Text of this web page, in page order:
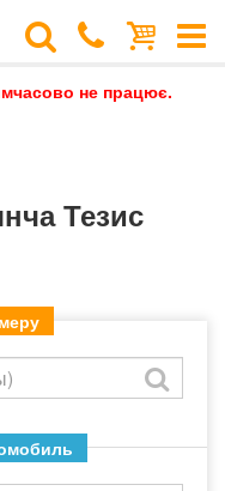
не працює.
Тезис